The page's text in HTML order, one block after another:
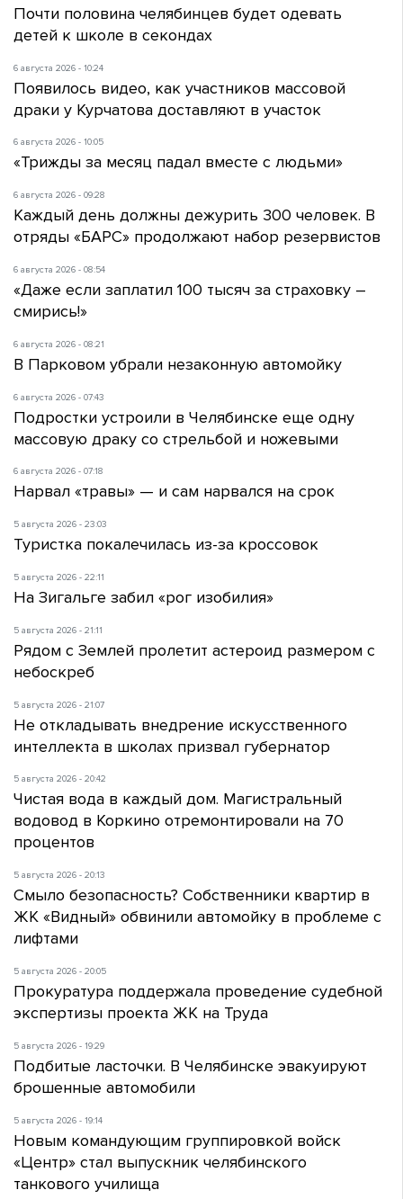
Почти половина челябинцев будет одевать
детей к школе в секондах
6 августа 2026 - 10:24
Появилось видео, как участников массовой
драки у Курчатова доставляют в участок
6 августа 2026 - 10:05
«Трижды за месяц падал вместе с людьми»
6 августа 2026 - 09:28
Каждый день должны дежурить 300 человек. В
отряды «БАРС» продолжают набор резервистов
6 августа 2026 - 08:54
«Даже если заплатил 100 тысяч за страховку –
смирись!»
6 августа 2026 - 08:21
В Парковом убрали незаконную автомойку
6 августа 2026 - 07:43
Подростки устроили в Челябинске еще одну
массовую драку со стрельбой и ножевыми
6 августа 2026 - 07:18
Нарвал «травы» — и сам нарвался на срок
5 августа 2026 - 23:03
Туристка покалечилась из-за кроссовок
5 августа 2026 - 22:11
На Зигальге забил «рог изобилия»
5 августа 2026 - 21:11
Рядом с Землей пролетит астероид размером с
небоскреб
5 августа 2026 - 21:07
Не откладывать внедрение искусственного
интеллекта в школах призвал губернатор
5 августа 2026 - 20:42
Чистая вода в каждый дом. Магистральный
водовод в Коркино отремонтировали на 70
процентов
5 августа 2026 - 20:13
Смыло безопасность? Собственники квартир в
ЖК «Видный» обвинили автомойку в проблеме с
лифтами
5 августа 2026 - 20:05
Прокуратура поддержала проведение судебной
экспертизы проекта ЖК на Труда
5 августа 2026 - 19:29
Подбитые ласточки. В Челябинске эвакуируют
брошенные автомобили
5 августа 2026 - 19:14
Новым командующим группировкой войск
«Центр» стал выпускник челябинского
танкового училища